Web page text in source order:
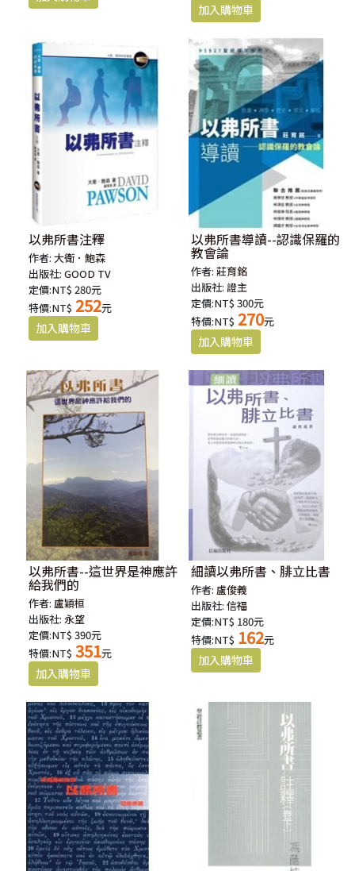
以弗所書注釋
作者:大衛．鮑森
出版社:GOOD TV
定價:NT$ 280元
特價:NT$ 252元
以弗所書導讀--認識保羅的
教會論
作者:莊育銘
出版社:證主
定價:NT$ 300元
特價:NT$ 270元
以弗所書--這世界是神應許
給我們的
作者:盧穎桓
出版社:永望
定價:NT$ 390元
特價:NT$ 351元
細讀以弗所書、腓立比書
作者:盧俊義
出版社:信福
定價:NT$ 180元
特價:NT$ 162元